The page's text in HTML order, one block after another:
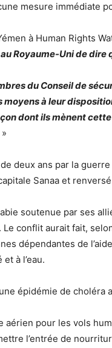
mesure immédiate
à Human Rights
Royaume-Uni de
du Conseil de
moyens à leur
dont ils mènent
»
deux ans par la
Sanaa et
soutenue par ses
Le conflit aurait fait,
dépendantes de
à l’eau.
épidémie de choléra
aérien pour les vols
l’entrée de